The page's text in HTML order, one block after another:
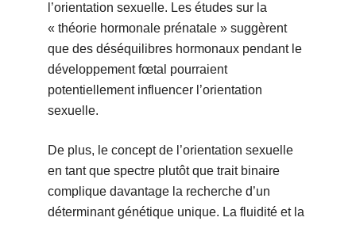
l’orientation sexuelle. Les études sur la
« théorie hormonale prénatale » suggèrent
que des déséquilibres hormonaux pendant le
développement fœtal pourraient
potentiellement influencer l’orientation
sexuelle.
De plus, le concept de l’orientation sexuelle
en tant que spectre plutôt que trait binaire
complique davantage la recherche d’un
déterminant génétique unique. La fluidité et la